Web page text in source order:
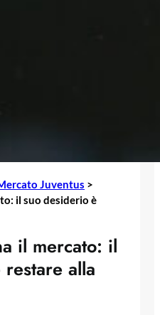
Juventus >
il suo desiderio è
il mercato: il
alla